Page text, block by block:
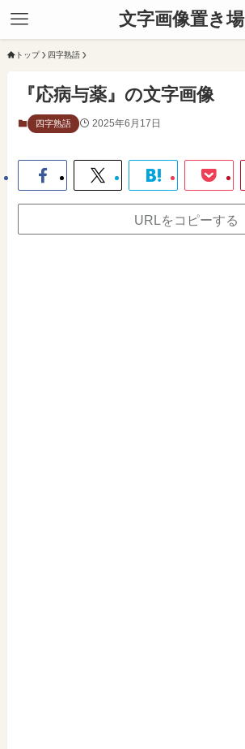
文字画像置き場
トップ 四字熟語
『応病与薬』の文字画像
四字熟語 2025年6月17日
URLをコピーする